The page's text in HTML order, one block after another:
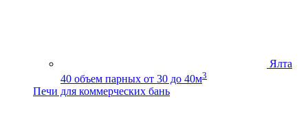
Ялта
40 объем парных от 30 до 40м3
Печи для коммерческих бань